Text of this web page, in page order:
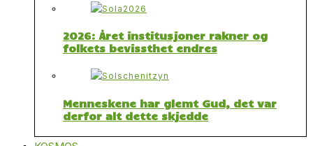
2026: Året institusjoner rakner og
folkets bevissthet endres
Menneskene har glemt Gud, det var
derfor alt dette skjedde